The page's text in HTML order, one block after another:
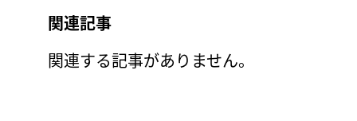
関連記事
関連する記事がありません。